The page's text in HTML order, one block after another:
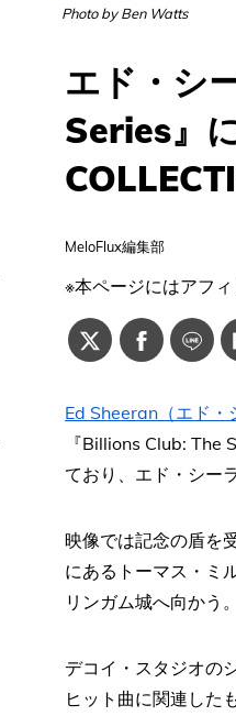
Photo by Ben Watts
エド・シ
Series』
MeloFlux編集部
※本ページにはアフ
Ed Sheeran（エド・
『Billions Club: The
ており、エド・シー
映像では記念の盾を
にあるトーマス・ミ
リンガム城へ向かう。
デコイ・スタジオの
ヒット曲に関連した